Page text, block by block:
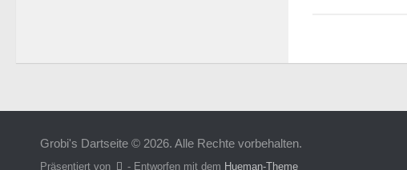
Grobi's Dartseite © 2026. Alle Rechte vorbehalten.
Präsentiert von - Entworfen mit dem Hueman-Theme